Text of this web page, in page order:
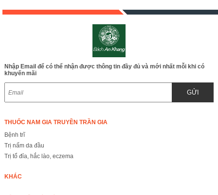
khó khăn BAK819
Nhập Email để có thể nhận được thông tin đầy đủ và mới nhất mỗi khi có
khuyến mãi
GỬI
THUỐC NAM GIA TRUYỀN TRẦN GIA
Bệnh trĩ
Trị nấm da đầu
Trị tổ đỉa, hắc lào, eczema
KHÁC